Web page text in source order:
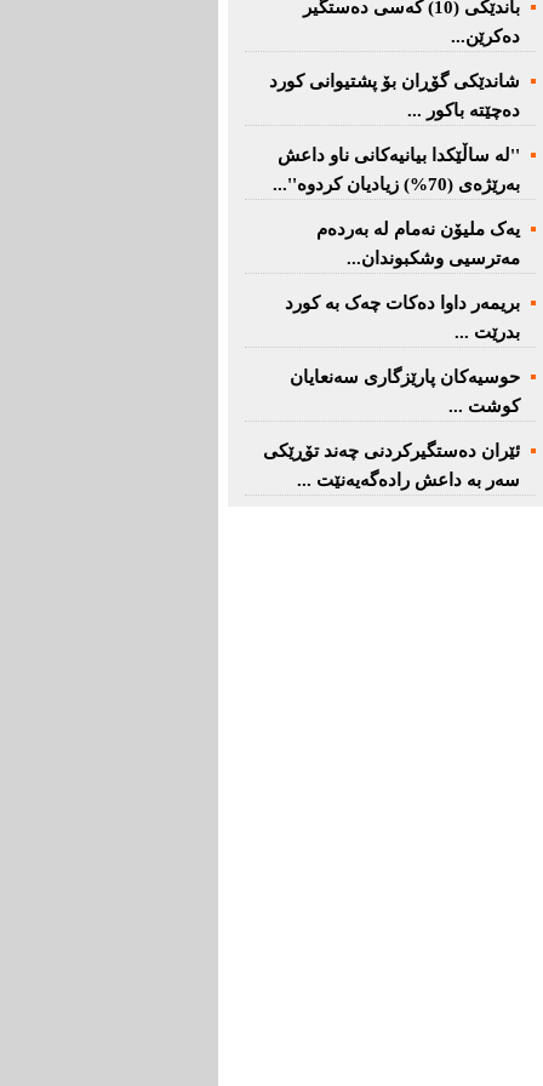
باندێکی (10) کەسى دەستگیر
دەکرێن...
شاندێکى گۆڕان بۆ پشتیوانی کورد
دەچێتە باکور ...
''لە ساڵێکدا بیانیه‌كانی ناو داعش
بەرێژەى (70%) زیادیان کردوە''...
یەک ملیۆن نەمام لە بەردەم
مەترسیی وشکبوندان...
بریمه‌ر داوا دەکات چەک بە کورد
بدرێت ...
حوسیەکان پارێزگارى سەنعایان
کوشت ...
ئێران دەستگیرکردنى چه‌ند تۆڕێكی‌
سه‌ر به‌ داعش رادەگەیەنێت ...